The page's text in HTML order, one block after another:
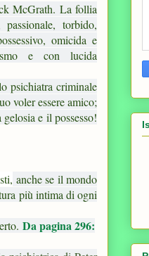
McGrath. La follia
torbido,
omicida e
e con lucida
psichiatra criminale
voler essere amico;
e il possesso!
anche se il mondo
più intima di ogni
Da pagina 296: